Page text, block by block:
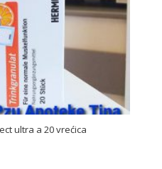
ultra a 20 vrećica